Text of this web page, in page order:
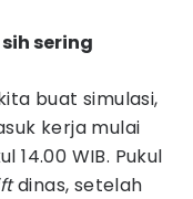
sering
buat simulasi,
kerja mulai
14.00 WIB. Pukul
dinas, setelah